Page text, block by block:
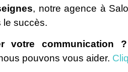
, notre agence à
le succès.
votre communication ?
pouvons vous aider.